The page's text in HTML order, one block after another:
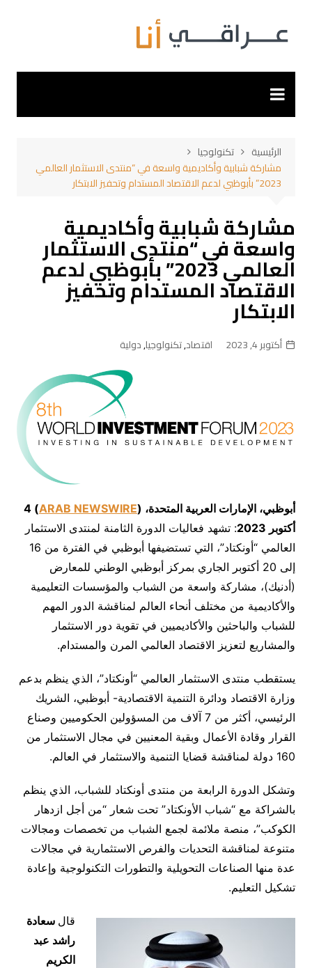
المحتوى
الرئيسية
تكنولوجيا
مشاركة شبابية وأكاديمية واسعة في “منتدى الاستثمار العالمي
2023” بأبوظبي لدعم الاقتصاد المستدام وتحفيز الابتكار
مشاركة شبابية وأكاديمية
واسعة في “منتدى الاستثمار
العالمي 2023” بأبوظبي لدعم
الاقتصاد المستدام وتحفيز
الابتكار
أكتوبر 4, 2023 اقتصاد,تكنولوجيا,دولية
أبوظبي، الإمارات العربية المتحدة، (
ARAB NEWSWIRE
)
4
أكتوبر
: تشهد فعاليات الدورة الثامنة لمنتدى الاستثمار
العالمي “أونكتاد”، التي تستضيفها أبوظبي في الفترة من 16
إلى 20 أكتوبر الجاري بمركز أبوظبي الوطني للمعارض
(أدنيك)، مشاركة واسعة من الشباب والمؤسسات التعليمية
والأكاديمية من مختلف أنحاء العالم لمناقشة الدور المهم
للشباب والباحثين والأكاديميين في تقوية دور الاستثمار
والمشاريع لتعزيز الاقتصاد العالمي المرن والمستدام.
يستقطب منتدى الاستثمار العالمي “أونكتاد”، الذي ينظم بدعم
وزارة الاقتصاد ودائرة التنمية الاقتصادية- أبوظبي، الشريك
الرئيسي، أكثر من 7 آلاف من المسؤولين الحكوميين وصناع
القرار وقادة الأعمال وبقية المعنيين في مجال الاستثمار من
160 دولة لمناقشة قضايا التنمية والاستثمار في العالم.
وتشكل الدورة الرابعة من منتدى أونكتاد للشباب، الذي ينظم
بالشراكة مع “شباب الأونكتاد” تحت شعار “من أجل ازدهار
الكوكب”، منصة ملائمة لجمع الشباب من تخصصات ومجالات
متنوعة لمناقشة التحديات والفرص الاستثمارية في مجالات
عدة منها الصناعات التحويلية والتطورات التكنولوجية وإعادة
تشكيل التعليم.
قال سعادة
راشد عبد
الكريم